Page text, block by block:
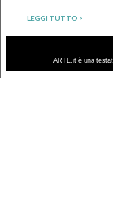
LEGGI TUTTO >
ARTE.it è una